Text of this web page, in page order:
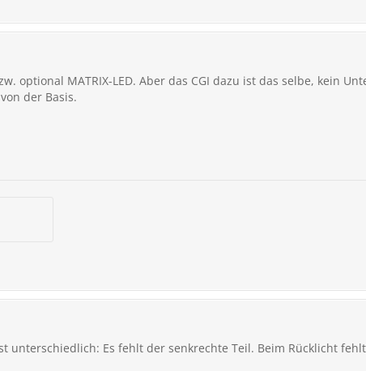
optional MATRIX-LED. Aber das CGI dazu ist das selbe, kein
der Basis.
unterschiedlich: Es fehlt der senkrechte Teil. Beim Rücklicht